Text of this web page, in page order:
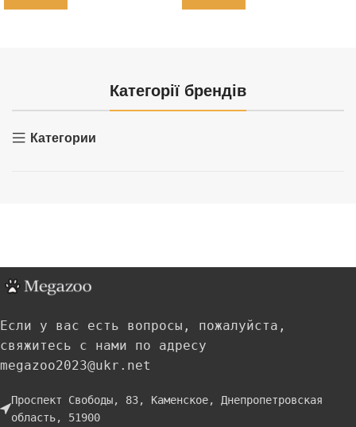
Категорії брендів
Категории
Если у вас есть вопросы, пожалуйста,
свяжитесь с нами по адресу
megazoo2023@ukr.net
Проспект Свободы, 83, Каменское, Днепропетровская
область, 51900